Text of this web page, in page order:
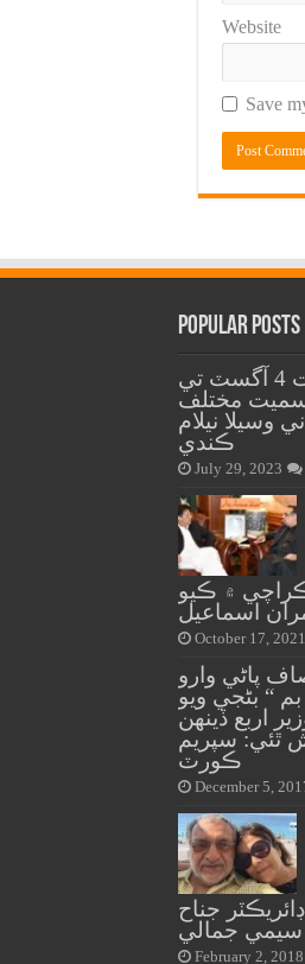
Website
Save
Popular Posts
سنڌ حڪومت 4 آگسٽ تي
مختلف
وسيلا نيلام
ڪندي
July 29, 2023
۾ ڪيو
اسماعيل
October 17, 2021
پاڻي وارو
بم “ بڻجي ويو
اربع ڏينهن
ٿئي: سپريم
ڪورٽ
December 5,
جناح
سيمي جمالي
February 2, 2018